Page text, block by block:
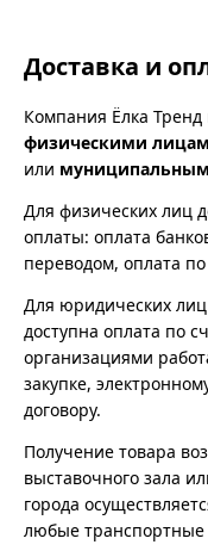
Доставка и
Компания Ёлка Тренд
физическими
или
Для физических лиц
оплаты: оплата
переводом, оплата по
Для юридических
доступна оплата по
организациями
закупке,
договору.
Получение товара
выставочного зала
города
любые